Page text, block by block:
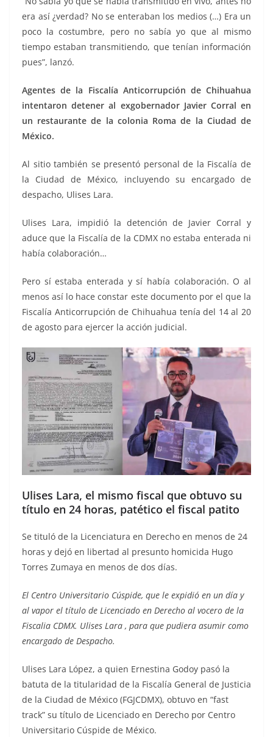
era así ¿verdad? No se enteraban los medios (…) Era un
poco la costumbre, pero no sabía yo que al mismo
tiempo estaban transmitiendo, que tenían información
pues”, lanzó.
Agentes de la Fiscalía Anticorrupción de Chihuahua
intentaron detener al exgobernador Javier Corral en
un restaurante de la colonia Roma de la Ciudad de
México.
Al sitio también se presentó personal de la Fiscalía de
la Ciudad de México, incluyendo su encargado de
despacho, Ulises Lara.
Ulises Lara, impidió la detención de Javier Corral y
aduce que la Fiscalía de la CDMX no estaba enterada ni
había colaboración…
Pero sí estaba enterada y sí había colaboración. O al
menos así lo hace constar este documento por el que la
Fiscalía Anticorrupción de Chihuahua tenía del 14 al 20
de agosto para ejercer la acción judicial.
Ulises Lara, el mismo fiscal que obtuvo su
título en 24 horas, patético el fiscal patito
Se tituló de la Licenciatura en Derecho en menos de 24
horas y dejó en libertad al presunto homicida Hugo
Torres Zumaya en menos de dos días.
El Centro Universitario Cúspide, que le expidió en un día y
al vapor el título de Licenciado en Derecho al vocero de la
Fiscalia CDMX. Ulises Lara , para que pudiera asumir como
encargado de Despacho.
Ulises Lara López, a quien Ernestina Godoy pasó la
batuta de la titularidad de la Fiscalía General de Justicia
de la Ciudad de México (FGJCDMX), obtuvo en “fast
track” su título de Licenciado en Derecho por Centro
Universitario Cúspide de México.